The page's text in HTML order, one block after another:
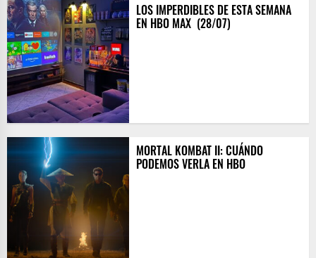
LOS IMPERDIBLES DE ESTA SEMANA
EN HBO MAX ​ (28/07)
MORTAL KOMBAT II: CUÁNDO
PODEMOS VERLA EN HBO